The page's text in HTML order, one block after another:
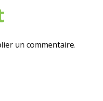
un commentaire.